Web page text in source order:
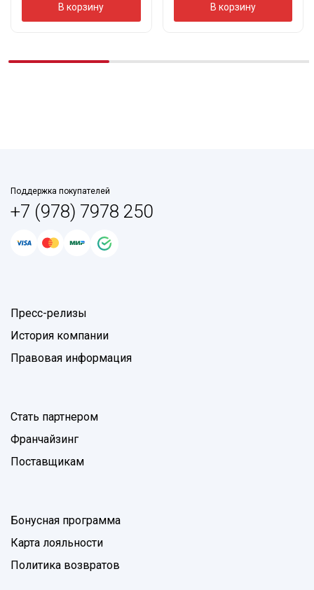
В корзину В корзину
Поддержка покупателей
+7 (978) 7978 250
Пресс-релизы
История компании
Правовая информация
Стать партнером
Франчайзинг
Поставщикам
Бонусная программа
Карта лояльности
Политика возвратов